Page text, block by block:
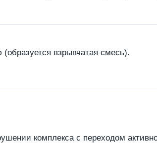
взрывчатая смесь).
комплекса с переходом